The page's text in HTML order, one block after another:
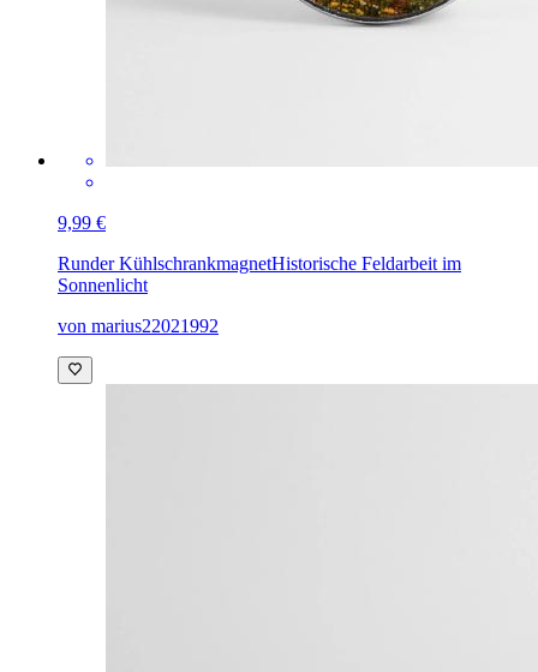
9,99 €
Runder KühlschrankmagnetHistorische Feldarbeit im
Sonnenlicht
von marius22021992